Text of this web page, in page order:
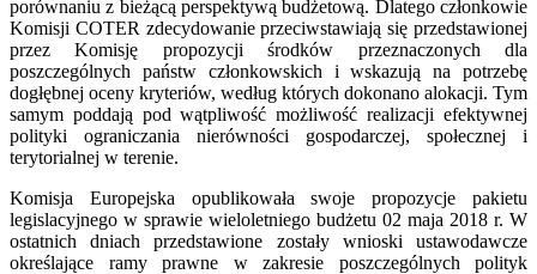
porównaniu z bieżącą perspektywą budżetową. Dlatego członkowie
Komisji COTER zdecydowanie przeciwstawiają się przedstawionej
przez Komisję propozycji środków przeznaczonych dla
poszczególnych państw członkowskich i wskazują na potrzebę
dogłębnej oceny kryteriów, według których dokonano alokacji. Tym
samym poddają pod wątpliwość możliwość realizacji efektywnej
polityki ograniczania nierówności gospodarczej, społecznej i
terytorialnej w terenie.
Komisja Europejska opublikowała swoje propozycje pakietu
legislacyjnego w sprawie wieloletniego budżetu 02 maja 2018 r. W
ostatnich dniach przedstawione zostały wnioski ustawodawcze
określające ramy prawne w zakresie poszczególnych polityk